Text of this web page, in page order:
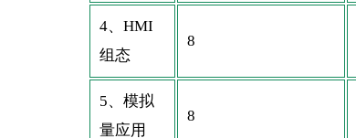
4、HMI
组态
8
5、模拟
量应用
8